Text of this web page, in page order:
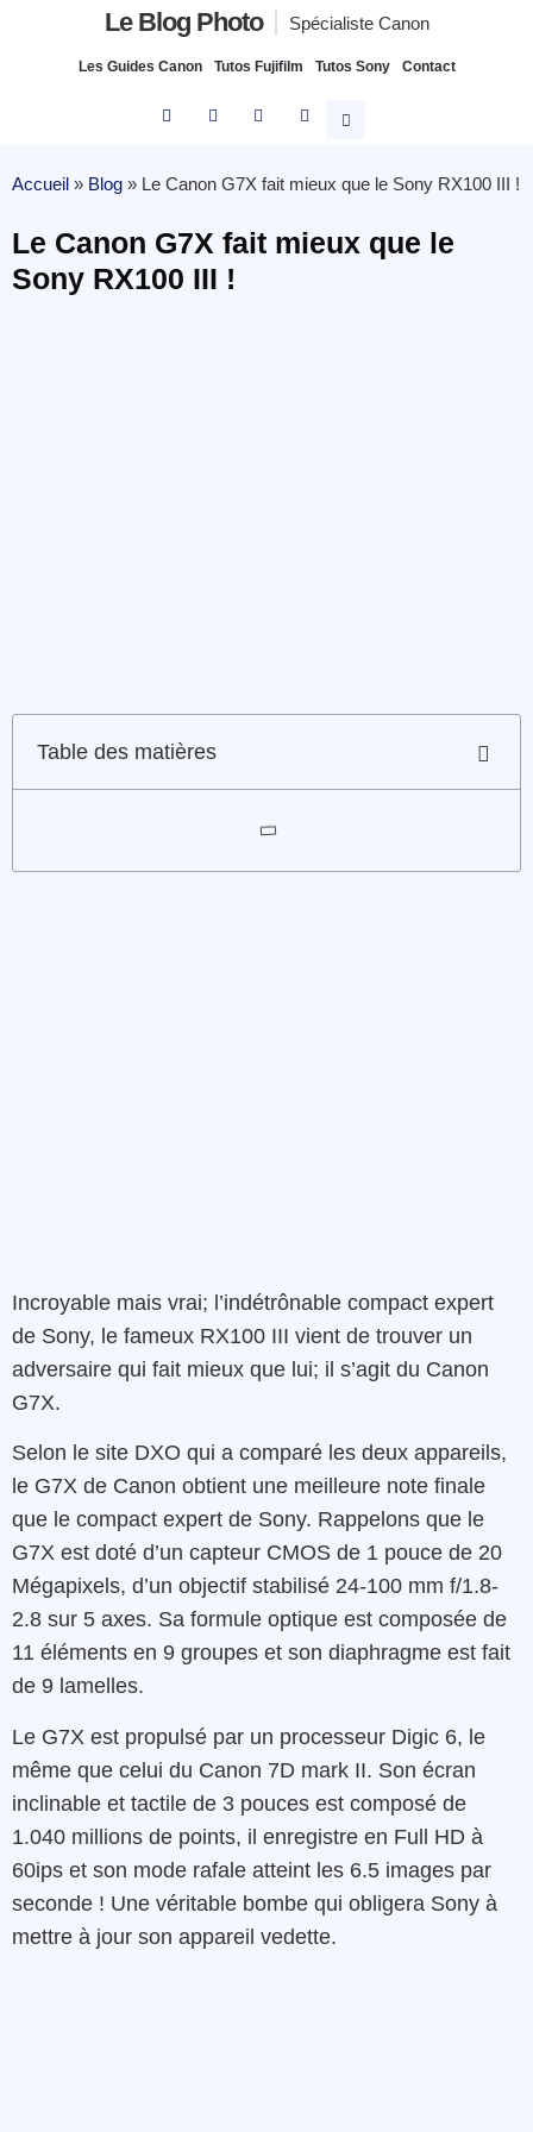
Le Blog Photo Spécialiste Canon
Les Guides Canon Tutos Fujifilm Tutos Sony Contact
Accueil » Blog » Le Canon G7X fait mieux que le Sony RX100 III !
Le Canon G7X fait mieux que le
Sony RX100 III !
Table des matières
Incroyable mais vrai; l’indétrônable compact expert
de Sony, le fameux RX100 III vient de trouver un
adversaire qui fait mieux que lui; il s’agit du Canon
G7X.
Selon le site DXO qui a comparé les deux appareils,
le G7X de Canon obtient une meilleure note finale
que le compact expert de Sony. Rappelons que le
G7X est doté d’un capteur CMOS de 1 pouce de 20
Mégapixels, d’un objectif stabilisé 24-100 mm f/1.8-
2.8 sur 5 axes. Sa formule optique est composée de
11 éléments en 9 groupes et son diaphragme est fait
de 9 lamelles.
Le G7X est propulsé par un processeur Digic 6, le
même que celui du Canon 7D mark II. Son écran
inclinable et tactile de 3 pouces est composé de
1.040 millions de points, il enregistre en Full HD à
60ips et son mode rafale atteint les 6.5 images par
seconde ! Une véritable bombe qui obligera Sony à
mettre à jour son appareil vedette.